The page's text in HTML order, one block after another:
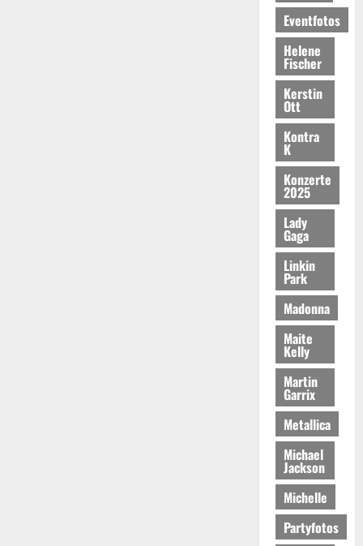
Eventfotos
Helene
Fischer
Kerstin
Ott
Kontra
K
Konzerte
2025
Lady
Gaga
Linkin
Park
Madonna
Maite
Kelly
Martin
Garrix
Metallica
Michael
Jackson
Michelle
Partyfotos